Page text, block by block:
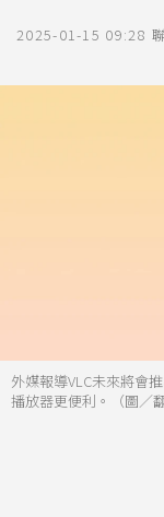
2025-01-15 09:28
外媒報導VLC未來將會
播放器更便利。（圖／